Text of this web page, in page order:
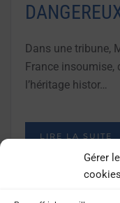
Gérer
cookies
Dans une tribune,
France
l’héritage histor…
LIRE LA SUITE